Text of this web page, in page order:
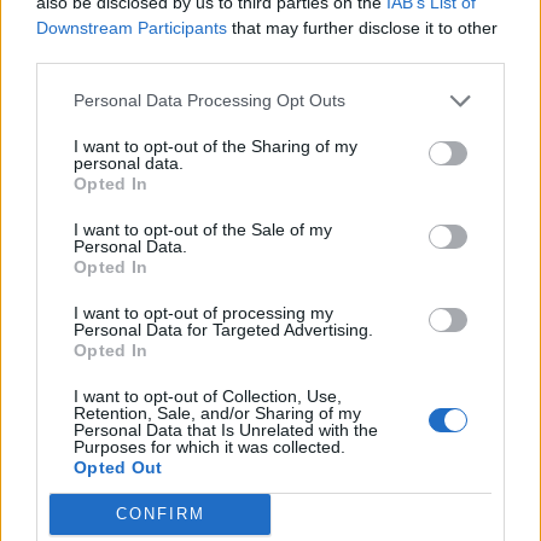
Downstream Participants that may further disclose it to other
Personal Data Processing Opt Outs
I want to opt-out of the Sharing of my
personal data.
Opted In
I want to opt-out of the Sale of my
Personal Data.
Opted In
I want to opt-out of processing my
Personal Data for Targeted Advertising.
Opted In
I want to opt-out of Collection, Use,
Retention, Sale, and/or Sharing of my
Personal Data that Is Unrelated with the
Purposes for which it was collected.
Opted Out
CONFIRM
παρουσιάζουν βελτίωση
Το παιδί σας τρώει λιγότερο από το
κανονικό
αφυδάτωσης
Το μωρό σας είναι κάτω των 3 μηνών και
έχει θερμοκρασία 38℃ ή είναι μεγαλύτερο
από 3 μηνών και έχει θερμοκρασία 39 ℃ ή
υψηλότερη
Το παιδί σας φαίνεται πολύ κουρασμένο ή
ευερέθιστο
Πώς μπορούμε να σταματήσουμε
την εξάπλωση των λοιμώξεων;
Σύμφωνα με τον ΕΟΔΥ και τον πρόεδρο της
Παιδιατρικής, Ανδρέα Κωνσταντόπουλο, η